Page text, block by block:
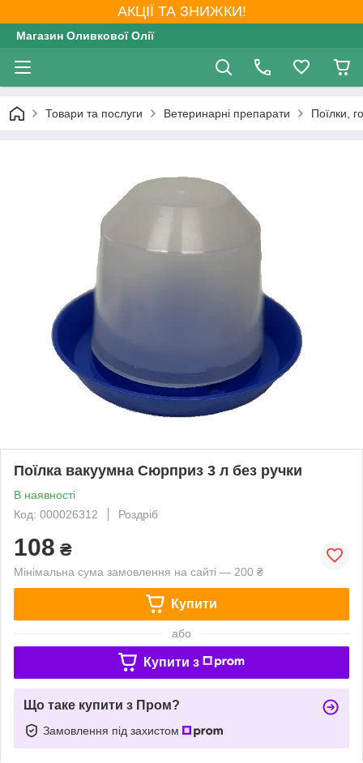
АКЦІЇ ТА ЗНИЖКИ!
Магазин Оливкової Олії
Товари та послуги Ветеринарні препарати Поїлки,
Поїлка вакуумна Сюрприз 3 л без ручки
В наявності
Код: 000026312
Роздріб
108 ₴
Мінімальна сума замовлення на сайті — 200 ₴
Купити
або
Купити з
Що таке купити з Пром?
Замовлення під захистом